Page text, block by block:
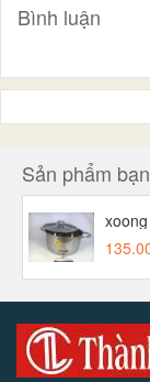
Bình luận
Sản phẩm